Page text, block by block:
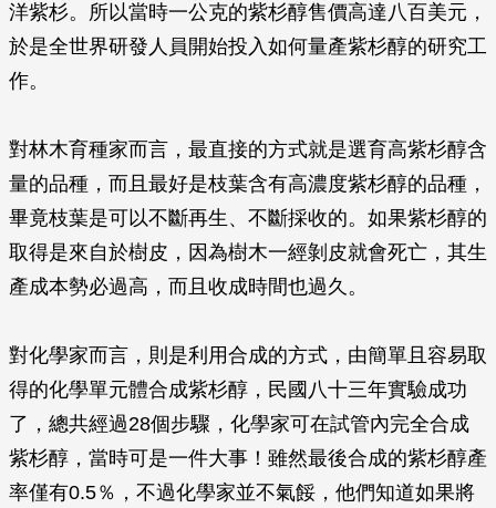
洋紫杉。所以當時一公克的紫杉醇售價高達八百美元，
於是全世界研發人員開始投入如何量產紫杉醇的研究工
作。
對林木育種家而言，最直接的方式就是選育高紫杉醇含
量的品種，而且最好是枝葉含有高濃度紫杉醇的品種，
畢竟枝葉是可以不斷再生、不斷採收的。如果紫杉醇的
取得是來自於樹皮，因為樹木一經剝皮就會死亡，其生
產成本勢必過高，而且收成時間也過久。
對化學家而言，則是利用合成的方式，由簡單且容易取
得的化學單元體合成紫杉醇，民國八十三年實驗成功
了，總共經過28個步驟，化學家可在試管內完全合成
紫杉醇，當時可是一件大事！雖然最後合成的紫杉醇產
率僅有0.5％，不過化學家並不氣餒，他們知道如果將